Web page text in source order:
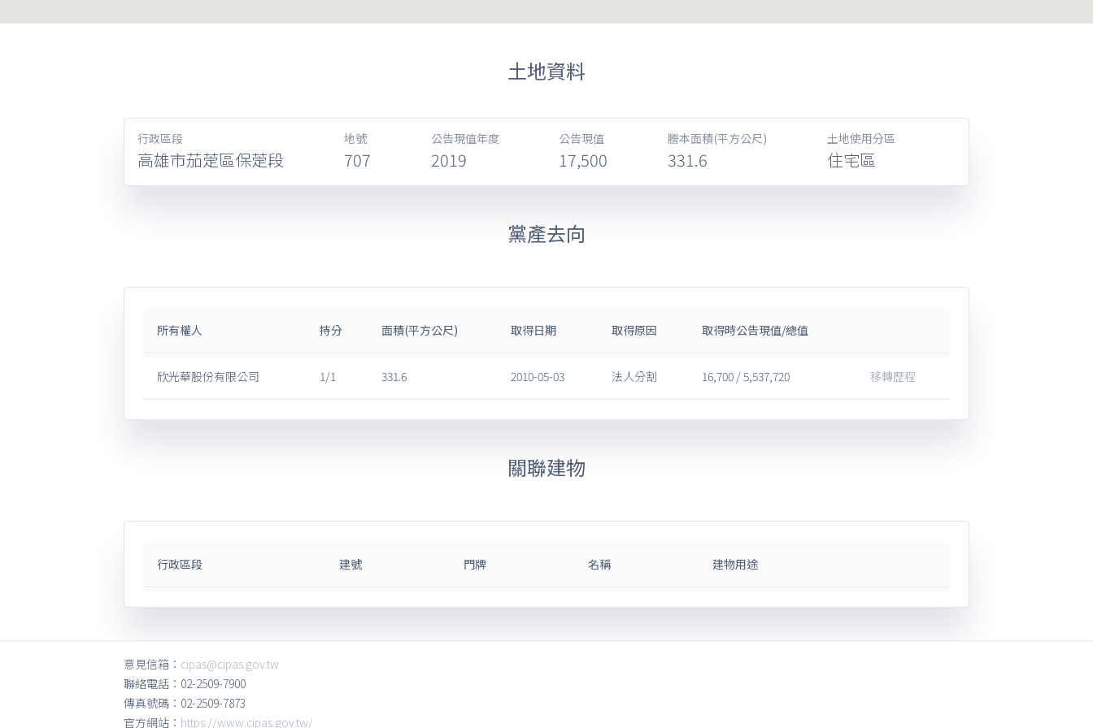
土地資料
行政區段
高雄市茄萣區保萣段
地號
707
公告現值年度
2019
公告現值
17,500
謄本面積(平方公尺)
331.6
土地使用分區
住宅區
黨產去向
所有權人 持分 面積(平方公尺) 取得日期 取得原因 取得時公告現值/總值
欣光華股份有限公司 1/1 331.6 2010-05-03 法人分割 16,700 / 5,537,720 移轉歷程
關聯建物
行政區段 建號 門牌 名稱 建物用途
意見信箱： cipas@cipas.gov.tw
聯絡電話：02-2509-7900
傳真號碼：02-2509-7873
官方網站： https://www.cipas.gov.tw/